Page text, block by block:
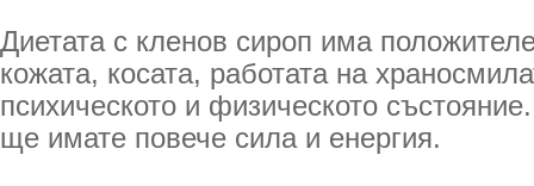
Диетата с кленов сироп има
кожата, косата, работата на
психическото и физическото
ще имате повече сила и енергия.